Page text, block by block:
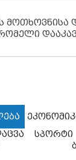
მოთხოვნისა
სპორტი